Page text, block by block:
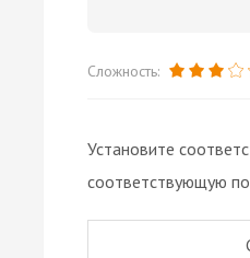
Сложность:
Установите
соответствующую